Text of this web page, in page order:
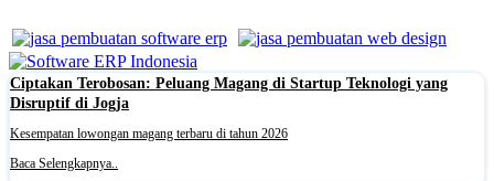
Ciptakan Terobosan: Peluang Magang di Startup Teknologi yang
Disruptif di Jogja
Kesempatan lowongan magang terbaru di tahun 2026
Baca Selengkapnya..